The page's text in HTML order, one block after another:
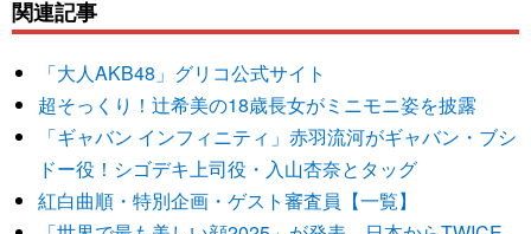
関連記事
「大人AKB48」グリコ公式サイト
超そっくり！辻希美の18歳長女がミニモニ姿を披露
「ギャバン インフィニティ」赤羽流河がギャバン・ブシ
ドー役！シゴデキ上司役・入山杏奈とタッグ
紅白曲順・特別企画・ゲスト審査員【一覧】